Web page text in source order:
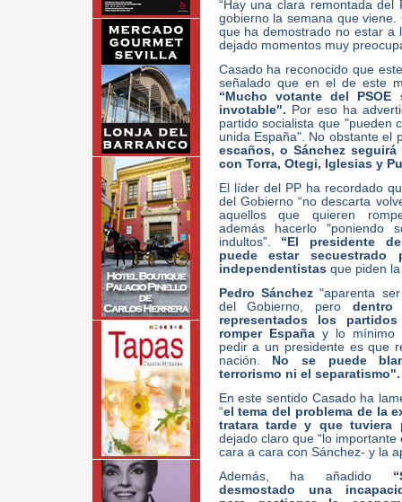
“Hay una clara remontada
gobierno la semana que
que ha demostrado no estar a
dejado momentos muy
Casado ha reconocido que
señalado que en el de este
“Mucho votante del
invotable". Por eso ha
partido socialista que "pueden
unida España". No obstante el
escaños, o Sánchez
con Torra, Otegi, Iglesias y
El líder del PP ha recordado
del Gobierno “no descarta
aquellos que quieren
además hacerlo "poniendo
indultos”. “El presidente
puede estar secuestrado
independentistasque piden la
Pedro Sánchez"aparenta ser
del Gobierno, pero
representados los
romper Españay lo mínimo
pedir a un presidente es que
nación.
No se puede
terrorismo ni el separatismo".
En este sentido Casado ha
“el tema del problema de la
tratara tarde y que tuviera
dejado claro que “lo
cara a cara con Sánchez- y la
Además, ha añadido
desmostado una